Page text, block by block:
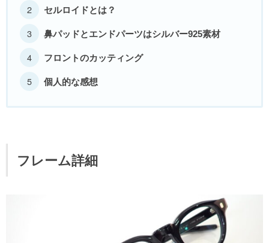
セルロイドとは？
鼻パッドとエンドパーツはシルバー925素材
フロントのカッティング
個人的な感想
フレーム詳細
GUCCI
JACQUES MARIE MAGE
OLIVER PEOPLES